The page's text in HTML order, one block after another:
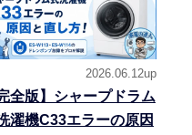
2026.06.12up
全版】シャープドラム
濯機C33エラーの原因